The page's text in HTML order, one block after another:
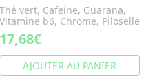
Thé vert, Cafeine, Guarana,
Vitamine b6, Chrome, Piloselle
17,68€
AJOUTER AU PANIER